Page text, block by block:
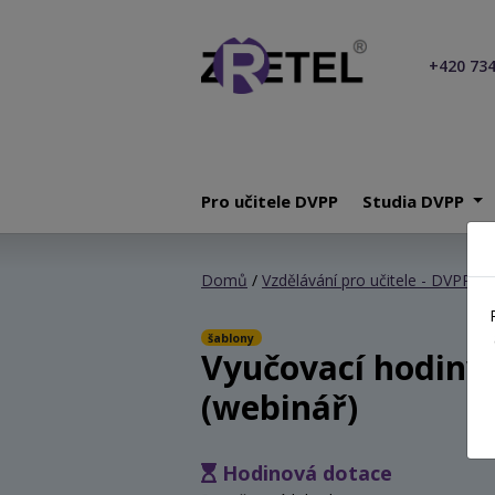
+420
Pro učitele DVPP Studia DVPP
Domů / Vzdělávání pro učitele - DVPP/
šablony
Vyučovací
(webinář)
Hodinová dotace